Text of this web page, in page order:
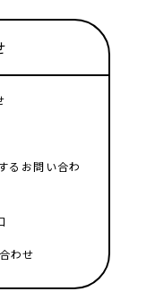
るお問い合わ
わせ